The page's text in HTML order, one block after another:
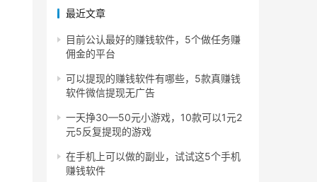
最近文章
目前公认最好的赚钱软件，5个做任务赚
佣金的平台
可以提现的赚钱软件有哪些，5款真赚钱
软件微信提现无广告
一天挣30—50元小游戏，10款可以1元2
元5反复提现的游戏
在手机上可以做的副业，试试这5个手机
赚钱软件